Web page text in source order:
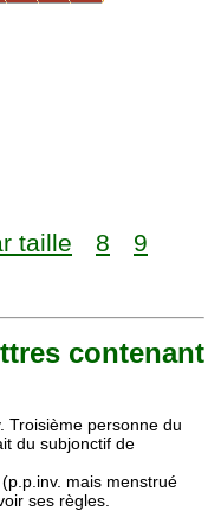
taille 8
9
contenant
Troisième personne du
du subjonctif de
(p.p.inv. mais menstrué
ses règles.